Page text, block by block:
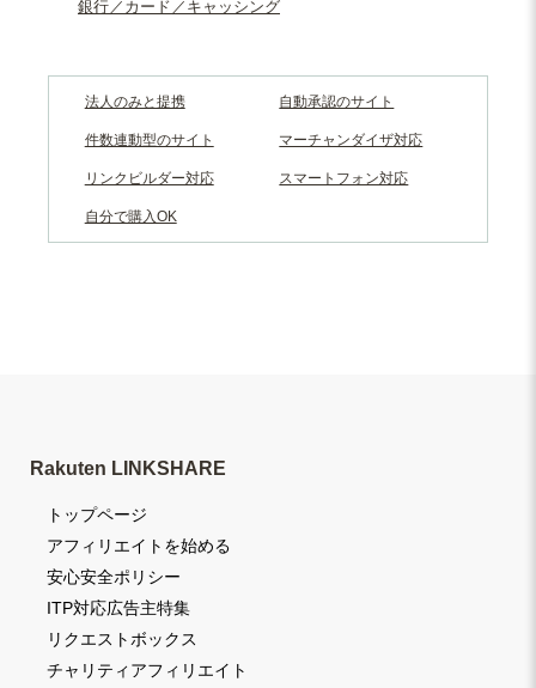
銀行／カード／キャッシング
法人のみと提携 自動承認のサイト
件数連動型のサイト マーチャンダイザ対応
リンクビルダー対応 スマートフォン対応
自分で購入OK
Rakuten LINKSHARE
トップページ
アフィリエイトを始める
安心安全ポリシー
ITP対応広告主特集
リクエストボックス
チャリティアフィリエイト